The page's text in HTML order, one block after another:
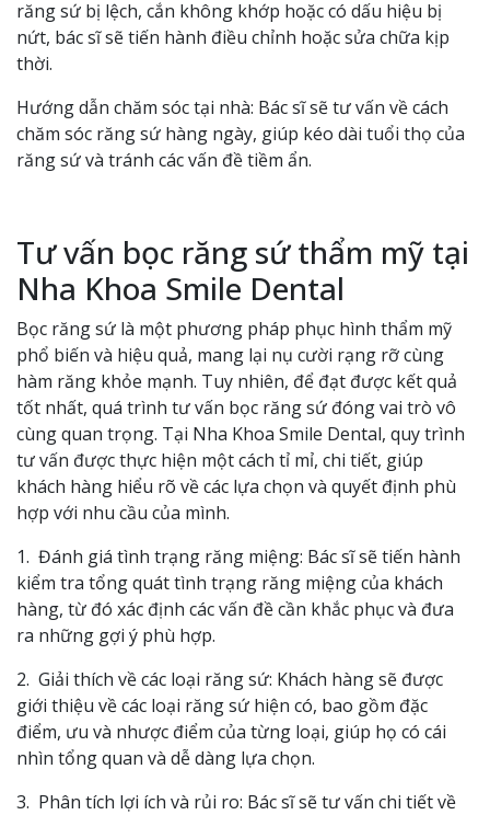
răng sứ bị lệch, cắn không khớp hoặc có dấu hiệu bị
nứt, bác sĩ sẽ tiến hành điều chỉnh hoặc sửa chữa kịp
thời.
Hướng dẫn chăm sóc tại nhà: Bác sĩ sẽ tư vấn về cách
chăm sóc răng sứ hàng ngày, giúp kéo dài tuổi thọ của
răng sứ và tránh các vấn đề tiềm ẩn.
Tư vấn bọc răng sứ thẩm mỹ tại
Nha Khoa Smile Dental
Bọc răng sứ là một phương pháp phục hình thẩm mỹ
phổ biến và hiệu quả, mang lại nụ cười rạng rỡ cùng
hàm răng khỏe mạnh. Tuy nhiên, để đạt được kết quả
tốt nhất, quá trình tư vấn bọc răng sứ đóng vai trò vô
cùng quan trọng. Tại Nha Khoa Smile Dental, quy trình
tư vấn được thực hiện một cách tỉ mỉ, chi tiết, giúp
khách hàng hiểu rõ về các lựa chọn và quyết định phù
hợp với nhu cầu của mình.
1. Đánh giá tình trạng răng miệng: Bác sĩ sẽ tiến hành
kiểm tra tổng quát tình trạng răng miệng của khách
hàng, từ đó xác định các vấn đề cần khắc phục và đưa
ra những gợi ý phù hợp.
2. Giải thích về các loại răng sứ: Khách hàng sẽ được
giới thiệu về các loại răng sứ hiện có, bao gồm đặc
điểm, ưu và nhược điểm của từng loại, giúp họ có cái
nhìn tổng quan và dễ dàng lựa chọn.
3. Phân tích lợi ích và rủi ro: Bác sĩ sẽ tư vấn chi tiết về